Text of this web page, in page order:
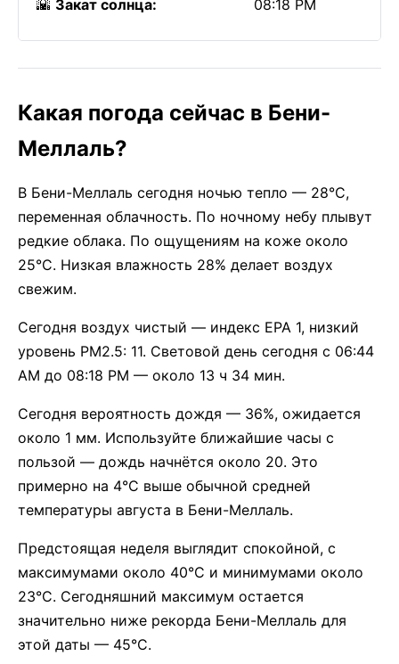
🌇 Закат солнца: 08:18 PM
Какая погода сейчас в Бени-
Меллаль?
В Бени-Меллаль сегодня ночью тепло — 28°C,
переменная облачность. По ночному небу плывут
редкие облака. По ощущениям на коже около
25°C. Низкая влажность 28% делает воздух
свежим.
Сегодня воздух чистый — индекс EPA 1, низкий
уровень PM2.5: 11. Световой день сегодня с 06:44
AM до 08:18 PM — около 13 ч 34 мин.
Сегодня вероятность дождя — 36%, ожидается
около 1 мм. Используйте ближайшие часы с
пользой — дождь начнётся около 20. Это
примерно на 4°C выше обычной средней
температуры августа в Бени-Меллаль.
Предстоящая неделя выглядит спокойной, с
максимумами около 40°C и минимумами около
23°C. Сегодняшний максимум остается
значительно ниже рекорда Бени-Меллаль для
этой даты — 45°C.